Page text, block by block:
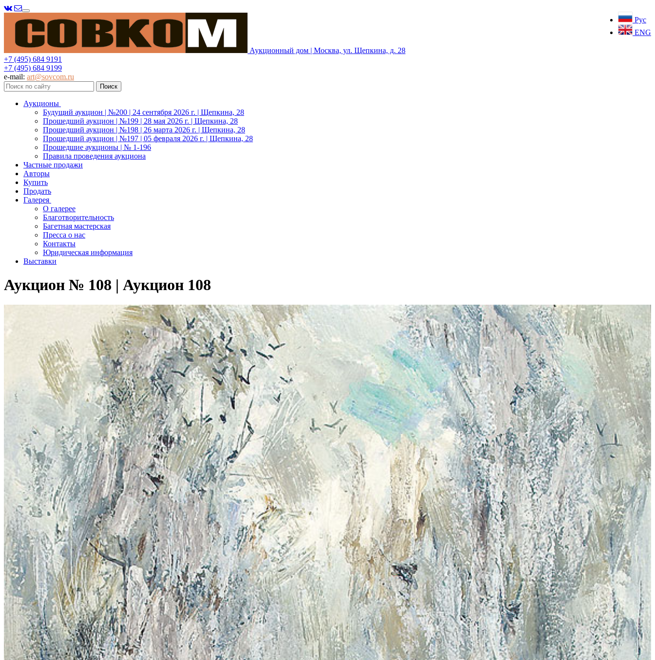
Рус
ENG
Меню
Аукционный дом | Москва, ул. Щепкина, д. 28
+7 (495) 684 9191
+7 (495) 684 9199
e-mail: art@sovcom.ru
Аукционы
Будущий аукцион | №200 | 24 сентября 2026 г. | Щепкина, 28
Прошедший аукцион | №199 | 28 мая 2026 г. | Щепкина, 28
Прошедший аукцион | №198 | 26 марта 2026 г. | Щепкина, 28
Прошедший аукцион | №197 | 05 февраля 2026 г. | Щепкина, 28
Прошедшие аукционы | № 1-196
Правила проведения аукциона
Частные продажи
Авторы
Купить
Продать
Галерея
О галерее
Благотворительность
Багетная мастерская
Пресса о нас
Контакты
Юридическая информация
Выставки
Аукцион № 108 | Аукцион 108